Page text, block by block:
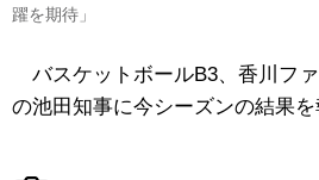
躍を期待」
バスケットボールB3、香川フ
の池田知事に今シーズンの結果を